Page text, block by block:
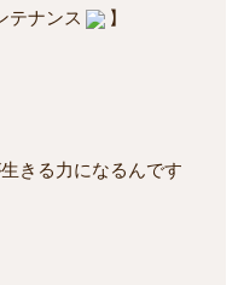
テナンス 】
きる力になるんです